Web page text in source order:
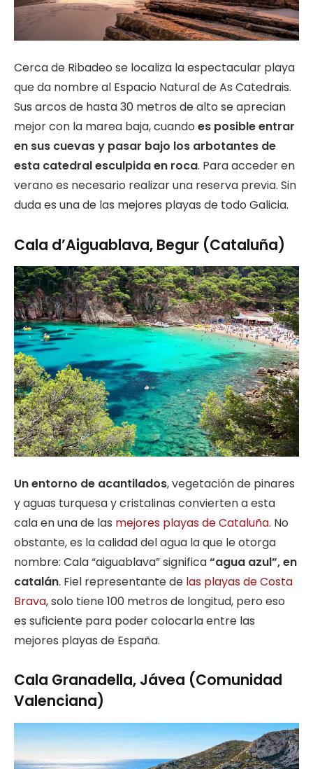
Cerca de Ribadeo se localiza la espectacular playa
que da nombre al Espacio Natural de As Catedrais.
Sus arcos de hasta 30 metros de alto se aprecian
mejor con la marea baja, cuando es posible entrar
en sus cuevas y pasar bajo los arbotantes de
esta catedral esculpida en roca. Para acceder en
verano es necesario realizar una reserva previa. Sin
duda es una de las mejores playas de todo Galicia.
Cala d’Aiguablava, Begur (Cataluña)
Un entorno de acantilados, vegetación de pinares
y aguas turquesa y cristalinas convierten a esta
cala en una de las mejores playas de Cataluña. No
obstante, es la calidad del agua la que le otorga
nombre: Cala “aiguablava” significa“agua azul”, en
catalán. Fiel representante de las playas de Costa
Brava, solo tiene 100 metros de longitud, pero eso
es suficiente para poder colocarla entre las
mejores playas de España.
Cala Granadella, Jávea (Comunidad
Valenciana)